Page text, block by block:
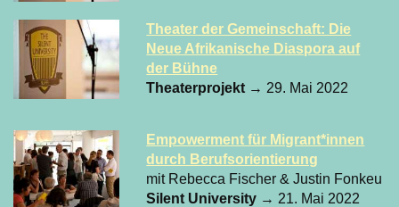
Theater der Gemeinschaft: Die
Neue Afrikanische Diaspora auf
der Bühne
Theaterprojekt → 29. Mai 2022
Empowerment für Migrant*innen
durch Berufsorientierung
mit Rebecca Fischer & Justin Fonkeu
Silent University → 21. Mai 2022